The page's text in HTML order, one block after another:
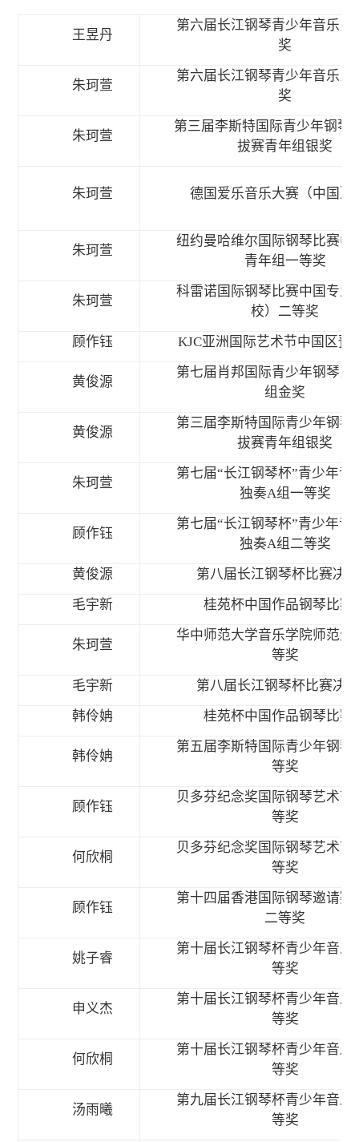
王昱丹
第六届长江钢琴青少年音乐比
奖
朱珂萱
第六届长江钢琴青少年音乐比
奖
朱珂萱
第三届李斯特国际青少年钢琴
拔赛青年组银奖
朱珂萱 德国爱乐音乐大赛（中国）
朱珂萱
纽约曼哈维尔国际钢琴比赛中
青年组一等奖
朱珂萱
科雷诺国际钢琴比赛中国专业
校）二等奖
顾作钰
KJC亚洲国际艺术节中国区预
黄俊源
第七届肖邦国际青少年钢琴比
组金奖
黄俊源
第三届李斯特国际青少年钢琴
拔赛青年组银奖
朱珂萱
第七届“长江钢琴杯”青少年音
独奏A组一等奖
顾作钰
第七届“长江钢琴杯”青少年音
独奏A组二等奖
黄俊源
第八届长江钢琴杯比赛决
毛宇新
桂苑杯中国作品钢琴比赛
朱珂萱
华中师范大学音乐学院师范生
等奖
毛宇新
第八届长江钢琴杯比赛决
韩伶姌
桂苑杯中国作品钢琴比赛
韩伶姌
第五届李斯特国际青少年钢琴
等奖
顾作钰
贝多芬纪念奖国际钢琴艺术节
等奖
何欣桐
贝多芬纪念奖国际钢琴艺术节
等奖
顾作钰
第十四届香港国际钢琴邀请赛
二等奖
姚子睿
第十届长江钢琴杯青少年音乐
等奖
申义杰
第十届长江钢琴杯青少年音乐
等奖
何欣桐
第十届长江钢琴杯青少年音乐
等奖
汤雨曦
第九届长江钢琴杯青少年音乐
等奖